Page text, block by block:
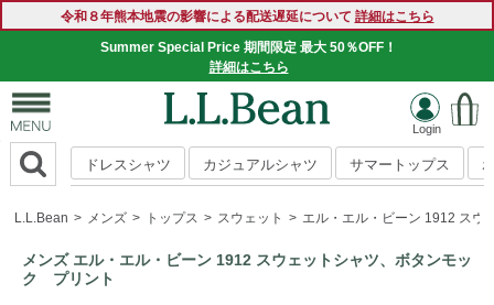
令和８年熊本地震の影響による配送遅延について 詳細はこちら
Summer Special Price 期間限定 最大 50％OFF！
詳細はこちら
ドレスシャツ カジュアルシャツ サマートップス
L.L.Bean メンズ トップス スウェット エル・エル・ビーン 1912 ス
メンズ エル・エル・ビーン 1912 スウェットシャツ、ボタンモッ
ク プリント